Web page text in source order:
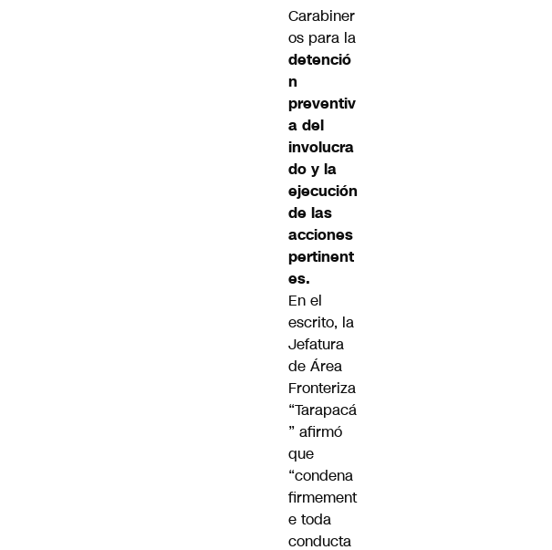
Carabiner
os para la
detenció
n
preventiv
a del
involucra
do y la
ejecución
de las
acciones
pertinent
es.
En el
escrito, la
Jefatura
de Área
Fronteriza
“Tarapacá
” afirmó
que
“condena
firmement
e toda
conducta